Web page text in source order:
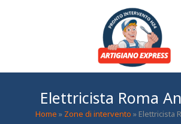
Elettricista Roma
Home » Zone di intervento » Elettricista